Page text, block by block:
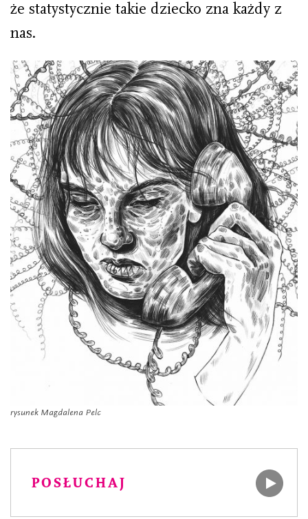
że statystycznie takie dziecko zna każdy z
nas.
rysunek Magdalena Pelc
POSŁUCHAJ